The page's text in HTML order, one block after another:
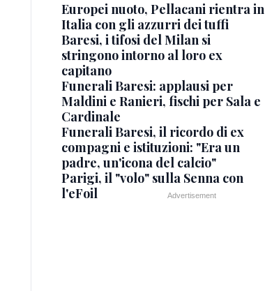
Europei nuoto, Pellacani rientra in
Italia con gli azzurri dei tuffi
Baresi, i tifosi del Milan si
stringono intorno al loro ex
capitano
Funerali Baresi: applausi per
Maldini e Ranieri, fischi per Sala e
Cardinale
Funerali Baresi, il ricordo di ex
compagni e istituzioni: "Era un
padre, un'icona del calcio"
Parigi, il "volo" sulla Senna con
l'eFoil